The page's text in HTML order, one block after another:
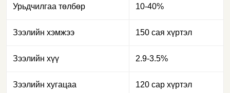
Урьдчилгаа төлбөр 10-40%
Зээлийн хэмжээ 150 сая хүртэл
Зээлийн хүү 2.9-3.5%
Зээлийн хугацаа 120 сар хүртэл